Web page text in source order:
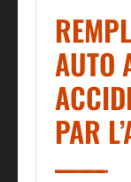
AUTO
PAR